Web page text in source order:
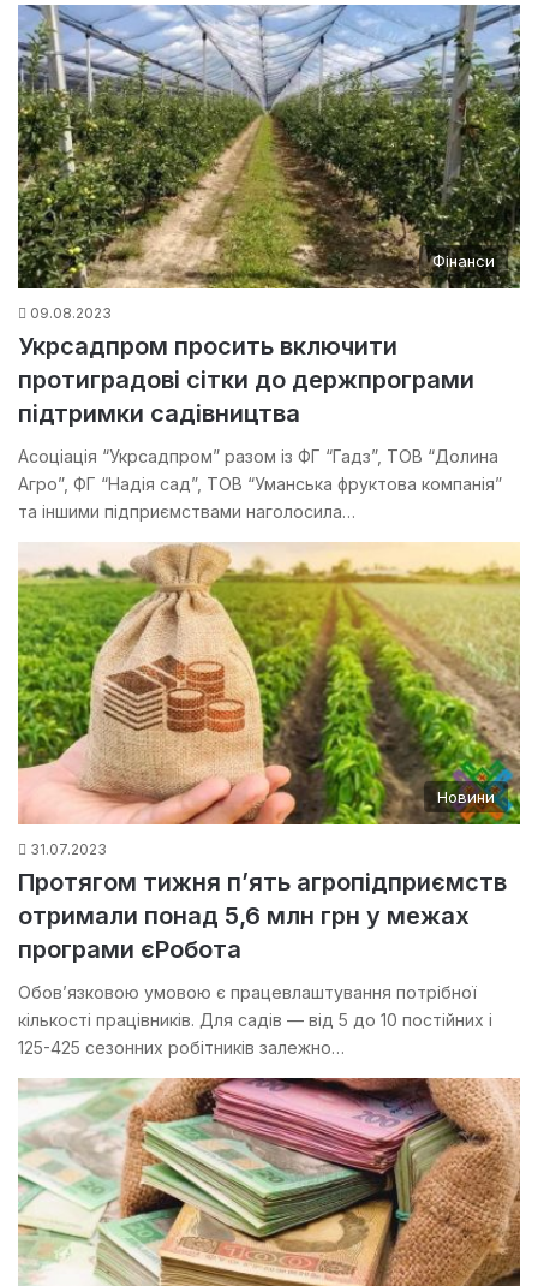
Фінанси
09.08.2023
Укрсадпром просить включити
протиградові сітки до держпрограми
підтримки садівництва
Асоціація “Укрсадпром” разом із ФГ “Гадз”, ТОВ “Долина
Агро”, ФГ “Надія сад”, ТОВ “Уманська фруктова компанія”
та іншими підприємствами наголосила…
Новини
31.07.2023
Протягом тижня п’ять агропідприємств
отримали понад 5,6 млн грн у межах
програми єРобота
Обов’язковою умовою є працевлаштування потрібної
кількості працівників. Для садів — від 5 до 10 постійних і
125-425 сезонних робітників залежно…